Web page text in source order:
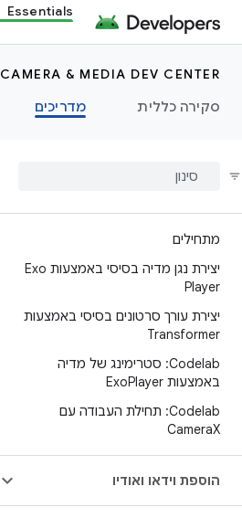
Essentials
CAMERA & MEDIA DEV CENTER
סקירה כללית
מדריכים
מתחילים
יצירת נגן מדיה בסיסי באמצעות Exo
Player
יצירת עורך סרטונים בסיסי באמצעות
Transformer
Codelab: סטרימינג של מדיה
באמצעות Exo Player
Codelab: תחילת העבודה עם
CameraX
הוספת וידאו ואודיו